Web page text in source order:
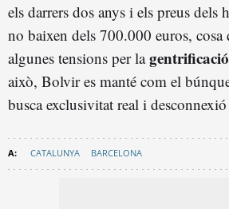
els darrers dos anys i els preus dels
no baixen dels 700.000 euros, cosa
algunes tensions per lagentrificació
això, Bolvir es manté com el
busca exclusivitat real i
CATALUNYA BARCELONA